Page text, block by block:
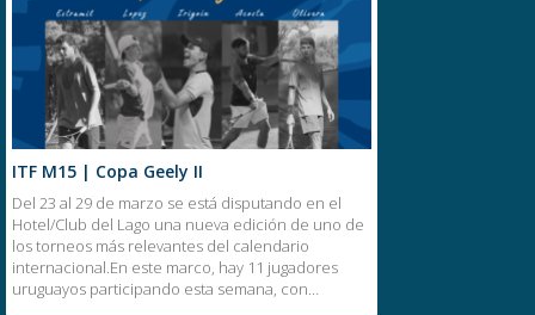
ITF M15 | Copa Geely II
Del 23 al 29 de marzo se está disputando en el
Hotel/Club del Lago una nueva edición de uno de
los torneos más relevantes del calendario
internacional.En este marco, hay 11 jugadores
uruguayos participando esta semana, con…